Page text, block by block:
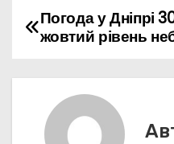
e
b
o
o
l e
st
ts
A
p
НПогода у Дніпрі
жовтий рівень